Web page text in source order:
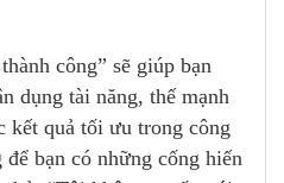
công” sẽ giúp bạn
dụng tài năng, thế mạnh
kết quả tối ưu trong công
bạn có những cống hiến